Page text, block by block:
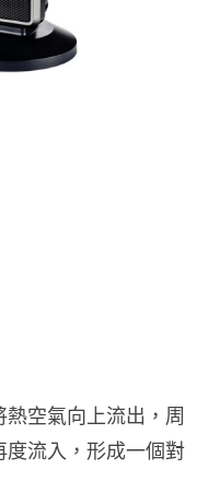
空氣向上流出，周
流入，形成一個對